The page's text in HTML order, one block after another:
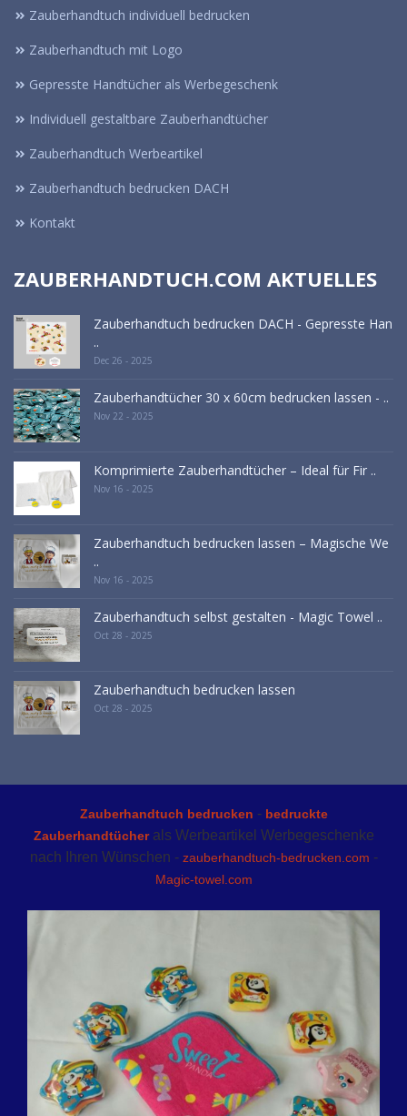
Zauberhandtuch individuell bedrucken
Zauberhandtuch mit Logo
Gepresste Handtücher als Werbegeschenk
Individuell gestaltbare Zauberhandtücher
Zauberhandtuch Werbeartikel
Zauberhandtuch bedrucken DACH
Kontakt
ZAUBERHANDTUCH.COM AKTUELLES
Zauberhandtuch bedrucken DACH - Gepresste Han
..
Dec 26 - 2025
Zauberhandtücher 30 x 60cm bedrucken lassen - ..
Nov 22 - 2025
Komprimierte Zauberhandtücher – Ideal für Fir ..
Nov 16 - 2025
Zauberhandtuch bedrucken lassen – Magische We
..
Nov 16 - 2025
Zauberhandtuch selbst gestalten - Magic Towel ..
Oct 28 - 2025
Zauberhandtuch bedrucken lassen
Oct 28 - 2025
Zauberhandtuch bedrucken - bedruckte
Zauberhandtücherals Werbeartikel Werbegeschenke
nach Ihren Wünschen - zauberhandtuch-bedrucken.com -
Magic-towel.com